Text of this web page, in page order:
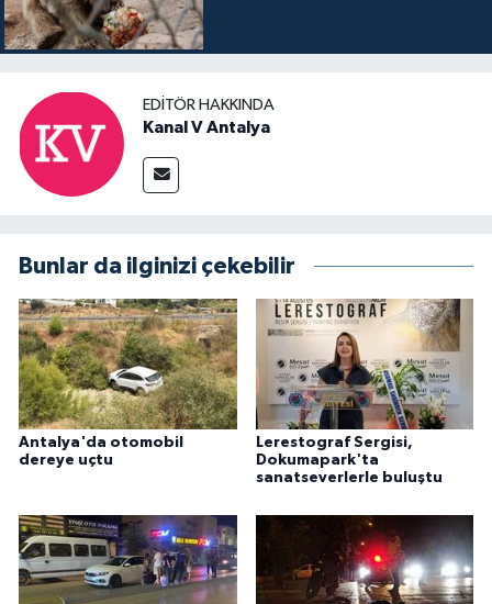
EDITÖR HAKKINDA
Kanal V Antalya
Bunlar da ilginizi çekebilir
Antalya'da otomobil
dereye uçtu
Lerestograf Sergisi,
Dokumapark'ta
sanatseverlerle buluştu